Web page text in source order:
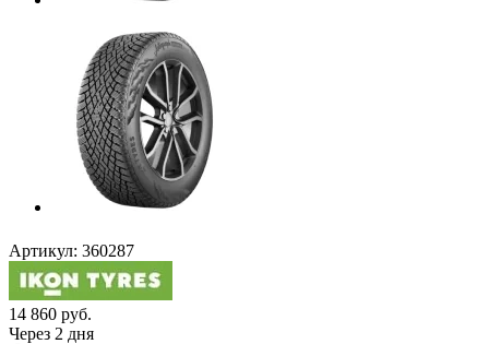
Артикул: 360287
14 860 руб.
Через 2 дня